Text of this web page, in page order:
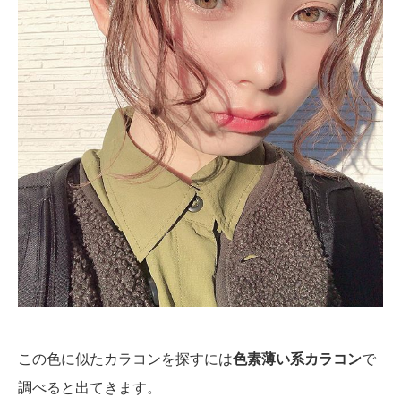
この色に似たカラコンを探すには色素薄い系カラコンで
調べると出てきます。